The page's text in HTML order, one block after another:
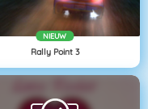
NIEUW
Rally Point 3